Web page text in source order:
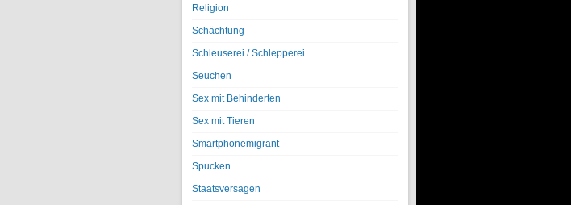
Religion
Schächtung
Schleuserei / Schlepperei
Seuchen
Sex mit Behinderten
Sex mit Tieren
Smartphonemigrant
Spucken
Staatsversagen